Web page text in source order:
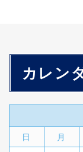
カレン
日
月